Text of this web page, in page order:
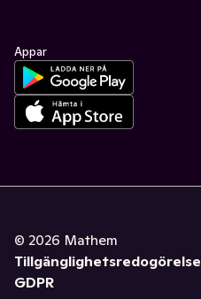
Appar
© 2026 Mathem
Tillgänglighetsredogörelse
GDPR